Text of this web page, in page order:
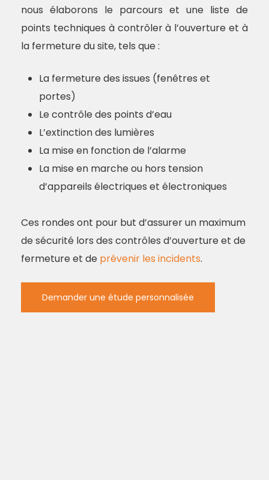
nous élaborons le parcours et une liste de
points techniques à contrôler à l’ouverture et à
la fermeture du site, tels que :
La fermeture des issues (fenêtres et
portes)
Le contrôle des points d’eau
L’extinction des lumières
La mise en fonction de l’alarme
La mise en marche ou hors tension
d’appareils électriques et électroniques
Ces rondes ont pour but d’assurer un maximum
de sécurité lors des contrôles d’ouverture et de
fermeture et de prévenir les incidents.
Demander une étude personnalisée